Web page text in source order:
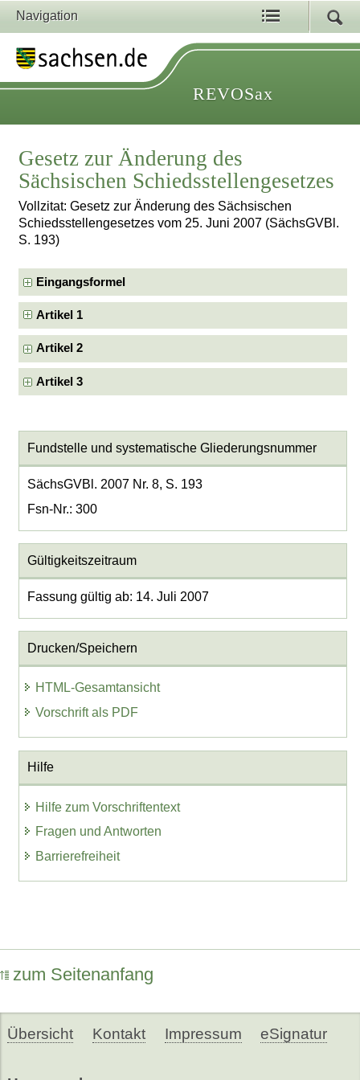
Navigation
REVOSax
Gesetz zur Änderung des
Sächsischen Schiedsstellengesetzes
Vollzitat: Gesetz zur Änderung des Sächsischen
Schiedsstellengesetzes vom 25. Juni 2007 (SächsGVBl.
S. 193)
Eingangsformel
Artikel 1
Artikel 2
Artikel 3
Fundstelle und systematische Gliederungsnummer
SächsGVBl. 2007 Nr. 8, S. 193
Fsn-Nr.: 300
Gültigkeitszeitraum
Fassung gültig ab: 14. Juli 2007
Drucken/Speichern
HTML-Gesamtansicht
Vorschrift als PDF
Hilfe
Hilfe zum Vorschriftentext
Fragen und Antworten
Barrierefreiheit
zum Seitenanfang
Übersicht Kontakt Impressum eSignatur